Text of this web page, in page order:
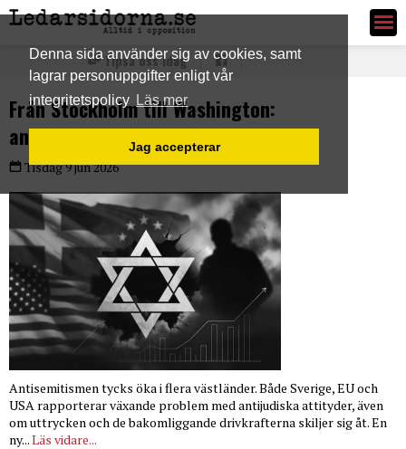
Denna sida använder sig av cookies, samt
lagrar personuppgifter enligt vår
integritetspolicy Läs mer
Jag accepterar
Ledarsidorna.se
Tipsa oss idag
Från Stockholm till Washington:
antisemitismen växer i västvärlden
Tisdag 9 jun 2026
Antisemitismen tycks öka i flera västländer. Både Sverige, EU och
USA rapporterar växande problem med antijudiska attityder, även
om uttrycken och de bakomliggande drivkrafterna skiljer sig åt. En
ny...Läs vidare...